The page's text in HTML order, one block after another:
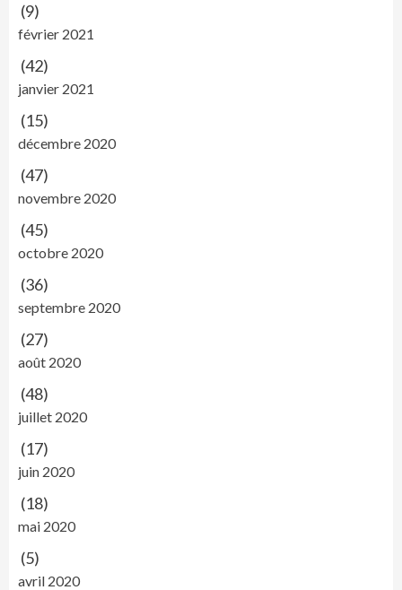
(9)
février 2021
(42)
janvier 2021
(15)
décembre 2020
(47)
novembre 2020
(45)
octobre 2020
(36)
septembre 2020
(27)
août 2020
(48)
juillet 2020
(17)
juin 2020
(18)
mai 2020
(5)
avril 2020